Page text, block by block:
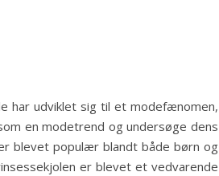
har udviklet sig til et modefænomen,
en modetrend og undersøge dens
blevet populær blandt både børn og
er blevet et vedvarende